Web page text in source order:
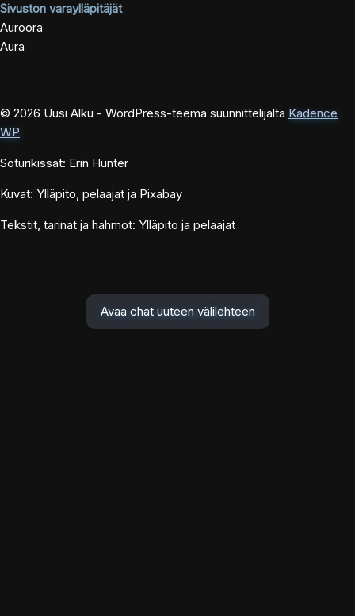
Sivuston varaylläpitäjät
Auroora
Aura
© 2026 Uusi Alku - WordPress-teema suunnittelijalta Kadence
WP
Soturikissat: Erin Hunter
Kuvat: Ylläpito, pelaajat ja Pixabay
Tekstit, tarinat ja hahmot: Ylläpito ja pelaajat
Avaa chat uuteen välilehteen